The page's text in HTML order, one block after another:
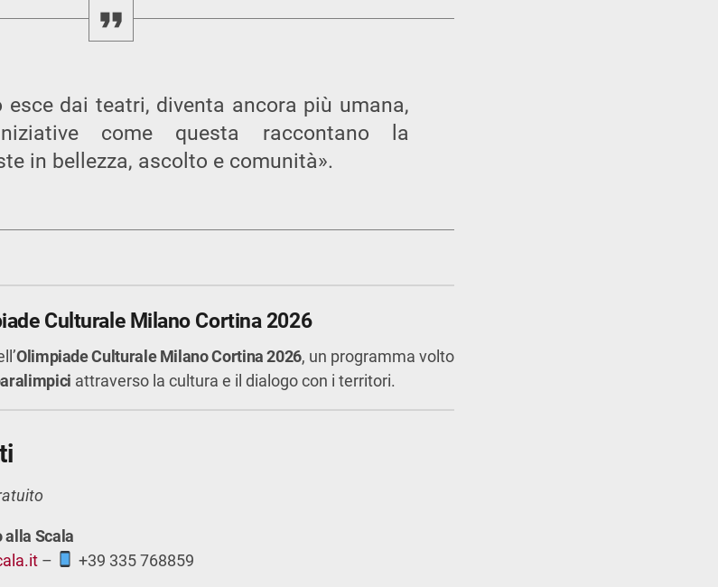
esce dai teatri, diventa ancora più umana,
come questa raccontano la
in bellezza, ascolto e comunità».
Culturale Milano Cortina 2026
Olimpiade Culturale Milano Cortina 2026, un programma volto
attraverso la cultura e il dialogo con i territori.
alla Scala
– +39 335 768859